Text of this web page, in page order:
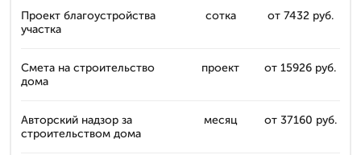
Проект благоустройства
участка
сотка от 7432 руб.
Смета на строительство
дома
проект от 15926 руб.
Авторский надзор за
строительством дома
месяц от 37160 руб.